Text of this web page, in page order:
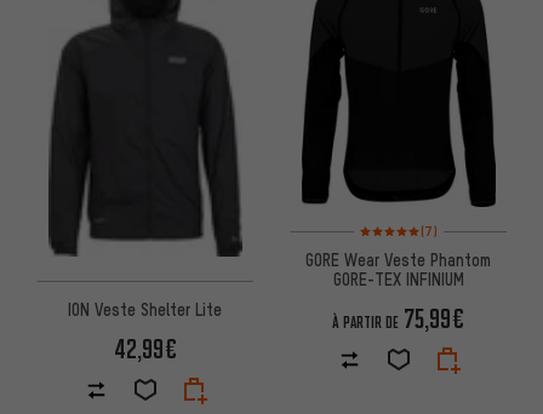
ION Veste Shelter Lite
42,99€
Note moyenne : 5 sur 5
(7)
GORE Wear Veste Phantom
GORE-TEX INFINIUM
À PARTIR DE 75,99€